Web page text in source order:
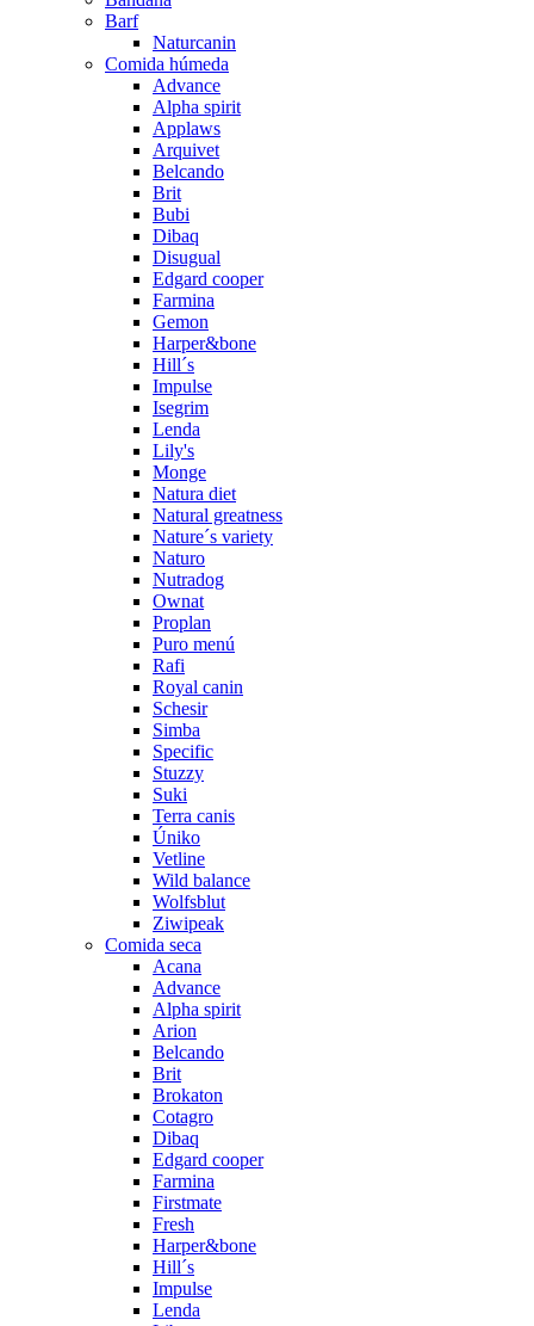
Barf
Naturcanin
Comida húmeda
Advance
Alpha spirit
Applaws
Arquivet
Belcando
Brit
Bubi
Dibaq
Disugual
Edgard cooper
Farmina
Gemon
Harper&bone
Hill´s
Impulse
Isegrim
Lenda
Lily's
Monge
Natura diet
Natural greatness
Nature´s variety
Naturo
Nutradog
Ownat
Proplan
Puro menú
Rafi
Royal canin
Schesir
Simba
Specific
Stuzzy
Suki
Terra canis
Úniko
Vetline
Wild balance
Wolfsblut
Ziwipeak
Comida seca
Acana
Advance
Alpha spirit
Arion
Belcando
Brit
Brokaton
Cotagro
Dibaq
Edgard cooper
Farmina
Firstmate
Fresh
Harper&bone
Hill´s
Impulse
Lenda